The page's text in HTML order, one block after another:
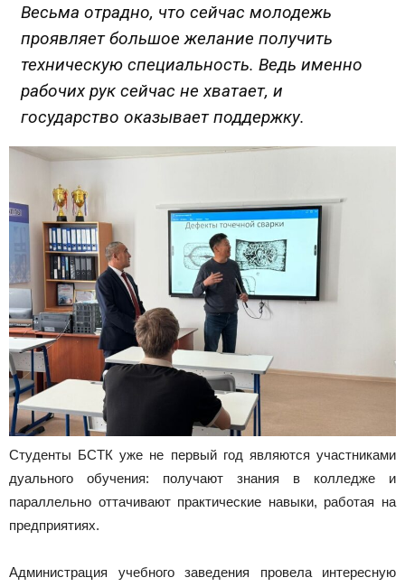
Весьма отрадно, что сейчас молодежь
проявляет большое желание получить
техническую специальность. Ведь именно
рабочих рук сейчас не хватает, и
государство оказывает поддержку.
Студенты БСТК уже не первый год являются участниками
дуального обучения: получают знания в колледже и
параллельно оттачивают практические навыки, работая на
предприятиях.
Администрация учебного заведения провела интересную